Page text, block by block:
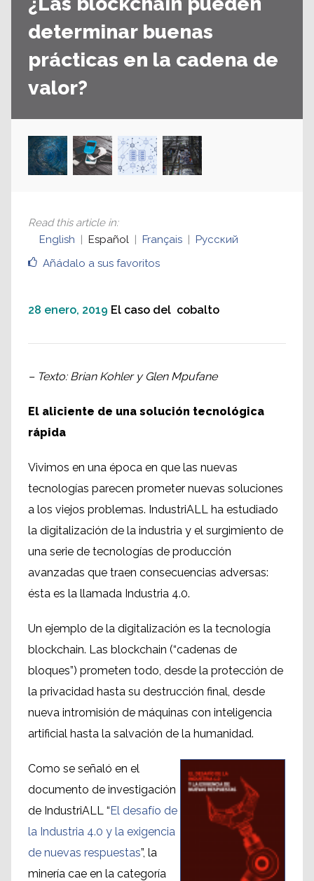
determinar buenas
prácticas en la cadena de
valor?
Añádalo a sus favoritos
Read this article in:
English
Español Français Русский
28 enero, 2019 El caso del cobalto
– Texto: Brian Kohler y Glen Mpufane
El aliciente de una solución tecnológica
rápida
Vivimos en una época en que las nuevas
tecnologías parecen prometer nuevas soluciones
a los viejos problemas. IndustriALL ha estudiado
la digitalización de la industria y el surgimiento de
una serie de tecnologías de producción
avanzadas que traen consecuencias adversas:
ésta es la llamada Industria 4.0.
Un ejemplo de la digitalización es la tecnología
blockchain. Las blockchain (“cadenas de
bloques”) prometen todo, desde la protección de
la privacidad hasta su destrucción final, desde
nueva intromisión de máquinas con inteligencia
artificial hasta la salvación de la humanidad.
Como se señaló en el
documento de investigación
de IndustriALL “El desafío de
la Industria 4.0 y la exigencia
de nuevas respuestas”, la
minería cae en la categoría